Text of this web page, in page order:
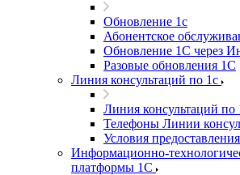
Обновление 1с
Абонентское
Обновление 1С через
Разовые обновления 1С
Линия консультаций по 1с
Линия консультаций по
Телефоны Линии
Условия
Информационно-
платформы 1С